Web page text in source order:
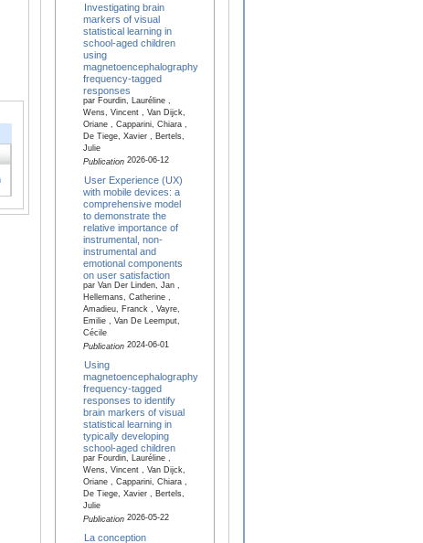
Investigating brain
markers of visual
statistical learning in
school-aged children
using
magnetoencephalography
frequency-tagged
responses
par Fourdin, Lauréline ,
Wens, Vincent , Van Dijck,
Oriane , Capparini, Chiara ,
De Tiege, Xavier , Bertels,
Julie
Publication2026-06-12
User Experience (UX)
with mobile devices: a
comprehensive model
to demonstrate the
relative importance of
instrumental, non-
instrumental and
emotional components
on user satisfaction
par Van Der Linden, Jan ,
Hellemans, Catherine ,
Amadieu, Franck , Vayre,
Emilie , Van De Leemput,
Cécile
Publication2024-06-01
Using
magnetoencephalography
frequency-tagged
responses to identify
brain markers of visual
statistical learning in
typically developing
school-aged children
par Fourdin, Lauréline ,
Wens, Vincent , Van Dijck,
Oriane , Capparini, Chiara ,
De Tiege, Xavier , Bertels,
Julie
Publication2026-05-22
La conception